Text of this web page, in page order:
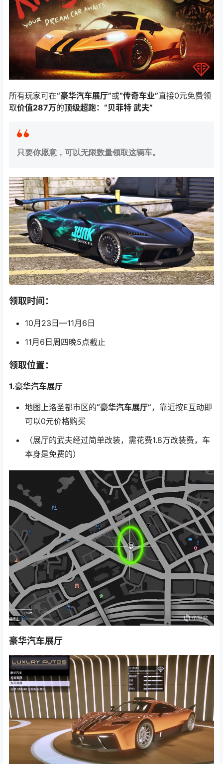
所有玩家可在“豪华汽车展厅”或“传奇车业”直接0元免费领
取价值287万的顶级超跑：“贝菲特 武夫”
只要你愿意，可以无限数量领取这辆车。
领取时间：
10月23日—11月6日
11月6日周四晚5点截止
领取位置：
1.豪华汽车展厅
地图上洛圣都市区的“豪华汽车展厅”，靠近按E互动即
可以0元价格购买
（展厅的武夫经过简单改装，需花费1.8万改装费，车
本身是免费的）
豪华汽车展厅